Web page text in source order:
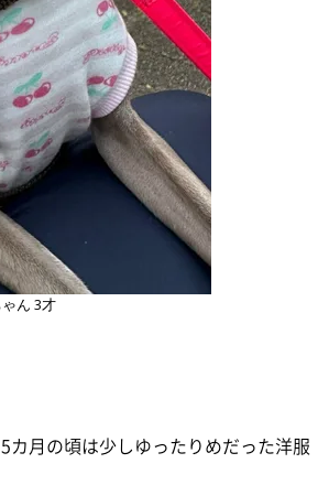
ん 3才
5カ月の頃は少しゆったりめだった洋服